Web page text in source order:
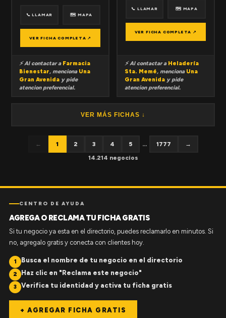
📞 LLAMAR 🗺 MAPA
VER FICHA COMPLETA ↗
⚡ Al contactar a Farmacia
Bienestar, menciona Una
Gran Avenida y pide
atencion preferencial.
📞 LLAMAR 🗺 MAPA
VER FICHA COMPLETA ↗
⚡ Al contactar a Heladería
Sta. Memé, menciona Una
Gran Avenida y pide
atencion preferencial.
VER MÁS FICHAS ↓
← 1 2 3 4 5 ... 1777
→
14.214 negocios
CENTRO DE AYUDA
AGREGA O RECLAMA TU FICHA GRATIS
Si tu negocio ya esta en el directorio, puedes reclamarlo en minutos. Si
no, agregalo gratis y conecta con clientes hoy.
1 Busca el nombre de tu negocio en el directorio
2 Haz clic en "Reclama este negocio"
3 Verifica tu identidad y activa tu ficha gratis
+ AGREGAR FICHA GRATIS